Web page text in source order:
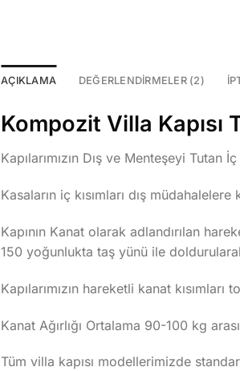
AÇIKLAMA DEĞERLENDIRMELER (2)
Kompozit Villa Kapısı
Kapılarımızın Dış ve Menteşeyi Tutan
Kasaların iç kısımları dış
Kapının Kanat olarak adlandırılan
150 yoğunlukta taş yünü ile doldurularak
Kapılarımızın hareketli kanat kısımları
Kanat Ağırlığı Ortalama 90-100 kg
Tüm villa kapısı modellerimizde